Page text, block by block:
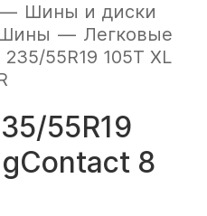
— Шины и диски
— Легковые
55R19 105T XL
55R19
8